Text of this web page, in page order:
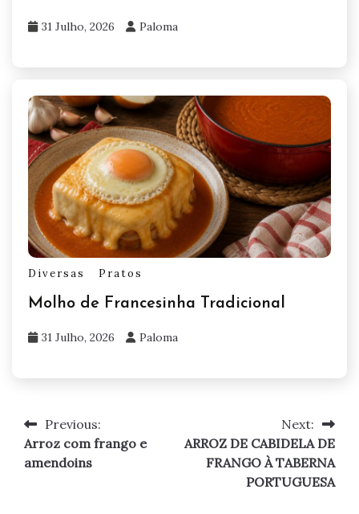
31 Julho, 2026 Paloma
Diversas Pratos
Molho de Francesinha Tradicional
31 Julho, 2026 Paloma
Navegação
de
Previous:
Arroz com frango e
amendoins
Next:
ARROZ DE CABIDELA DE
FRANGO À TABERNA
PORTUGUESA